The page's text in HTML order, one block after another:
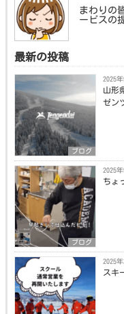
まわりの
ービスの
最新の投稿
ブログ
2025
山形
ゼン
ブログ
2025
ちょ
2025
スキ